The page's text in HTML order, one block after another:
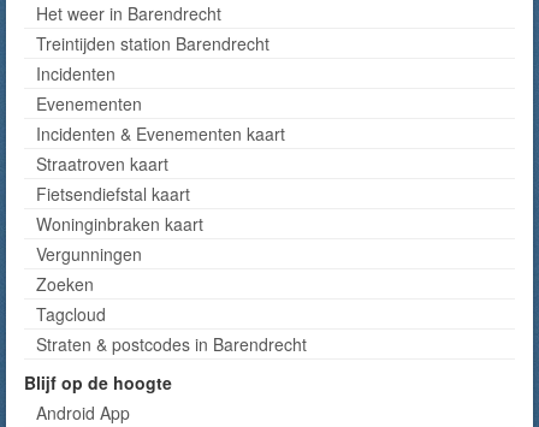
Het weer in Barendrecht
Treintijden station Barendrecht
Incidenten
Evenementen
Incidenten & Evenementen kaart
Straatroven kaart
Fietsendiefstal kaart
Woninginbraken kaart
Vergunningen
Zoeken
Tagcloud
Straten & postcodes in Barendrecht
Blijf op de hoogte
Android App